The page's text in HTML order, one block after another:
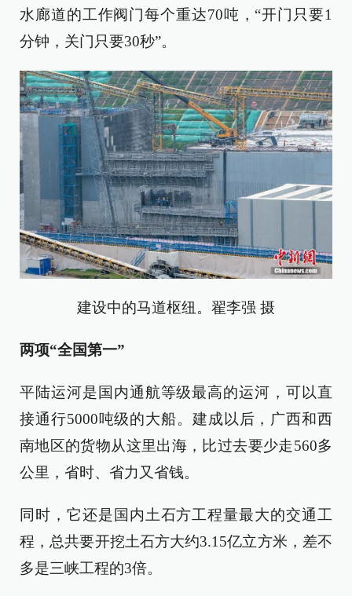
水廊道的工作阀门每个重达70吨，“开门只要1
分钟，关门只要30秒”。
建设中的马道枢纽。翟李强 摄
两项“全国第一”
平陆运河是国内通航等级最高的运河，可以直
接通行5000吨级的大船。建成以后，广西和西
南地区的货物从这里出海，比过去要少走560多
公里，省时、省力又省钱。
同时，它还是国内土石方工程量最大的交通工
程，总共要开挖土石方大约3.15亿立方米，差不
多是三峡工程的3倍。